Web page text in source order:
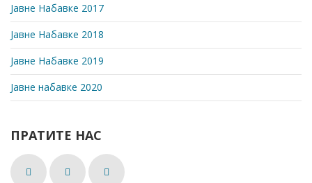
Јавне Набавке 2017
Јавне Набавке 2018
Јавне Набавке 2019
Јавне набавке 2020
ПРАТИТЕ НАС